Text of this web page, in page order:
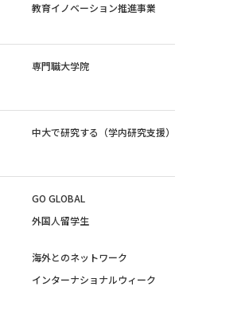
教育イノベーション推進事業
専門職大学院
中大で研究する（学内研究支援）
GO GLOBAL
外国人留学生
海外とのネットワーク
インターナショナルウィーク